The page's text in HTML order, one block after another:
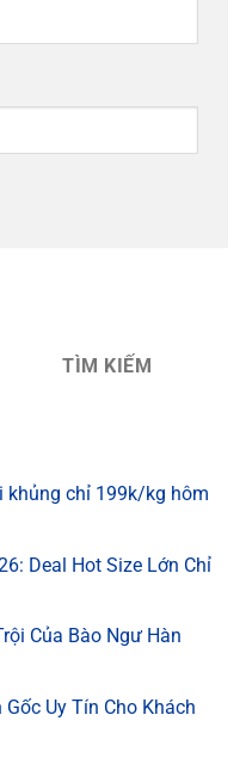
TÌM KIẾM
khủng chỉ 199k/kg hôm
Deal Hot Size Lớn Chỉ
Của Bào Ngư Hàn
Uy Tín Cho Khách